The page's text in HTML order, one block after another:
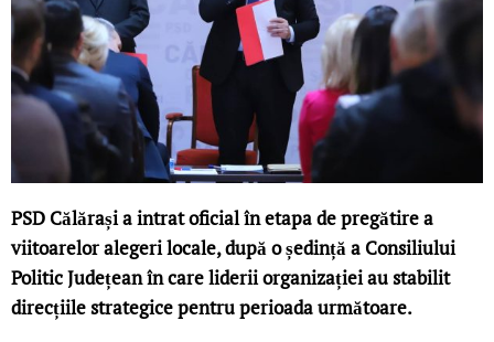
PSD Călărași a intrat oficial în etapa de pregătire a
viitoarelor alegeri locale, după o ședință a Consiliului
Politic Județean în care liderii organizației au stabilit
direcțiile strategice pentru perioada următoare.